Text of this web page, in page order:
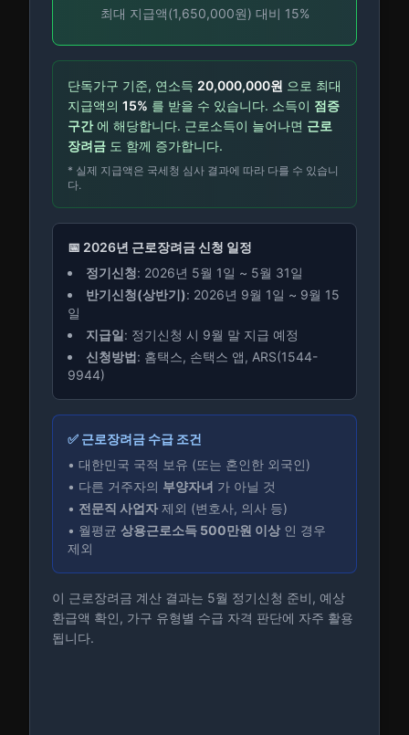
최대 지급액(1,650,000원) 대비 15%
단독가구 기준, 연소득 20,000,000원 으로 최대
지급액의 15% 를 받을 수 있습니다. 소득이 점증
구간에 해당합니다. 근로소득이 늘어나면 근로
장려금 도 함께 증가합니다.
* 실제 지급액은 국세청 심사 결과에 따라 다를 수 있습니
다.
📅 2026년 근로장려금 신청 일정
정기신청: 2026년 5월 1일 ~ 5월 31일
반기신청(상반기): 2026년 9월 1일 ~ 9월 15
일
지급일: 정기신청 시 9월 말 지급 예정
신청방법: 홈택스, 손택스 앱, ARS(1544-
9944)
✅ 근로장려금 수급 조건
• 대한민국 국적 보유 (또는 혼인한 외국인)
• 다른 거주자의 부양자녀 가 아닐 것
• 전문직 사업자 제외 (변호사, 의사 등)
• 월평균 상용근로소득 500만원 이상인 경우
제외
이 근로장려금 계산 결과는 5월 정기신청 준비, 예상
환급액 확인, 가구 유형별 수급 자격 판단에 자주 활용
됩니다.